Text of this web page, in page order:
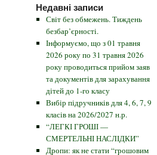
Недавні записи
Світ без обмежень. Тиждень
безбар’єрності.
Інформуємо, що з 01 травня
2026 року по 31 травня 2026
року проводиться прийом заяв
та документів для зарахування
дітей до 1-го класу
Вибір підручників для 4, 6, 7, 9
класів на 2026/2027 н.р.
“ЛЕГКІ ГРОШІ —
СМЕРТЕЛЬНІ НАСЛІДКИ”
Дропи: як не стати “грошовим